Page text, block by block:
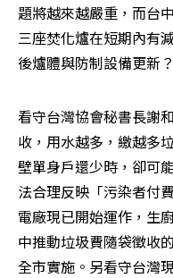
題將越來越嚴重，而台
三座焚化爐在短期內有
後爐體與防制設備更新？
看守台灣協會秘書長謝
收，用水越多，繳越多
壁單身戶還少時，卻可
法合理反映「污染者付
電廠現已開始運作，生
中推動垃圾費隨袋徵收
全市實施。另看守台灣